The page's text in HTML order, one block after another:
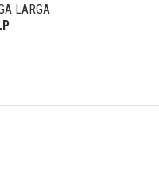
LARGA